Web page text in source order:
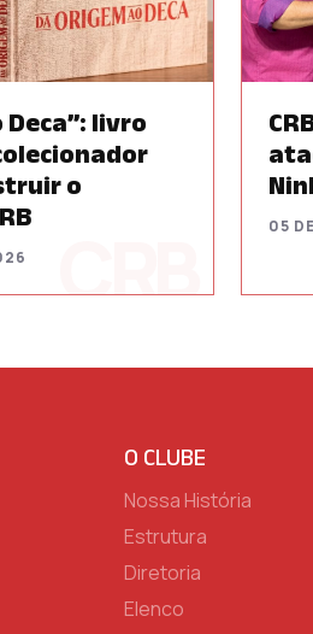
Deca”: livro
o
05
O CLUBE
Nossa História
Estrutura
Diretoria
Elenco